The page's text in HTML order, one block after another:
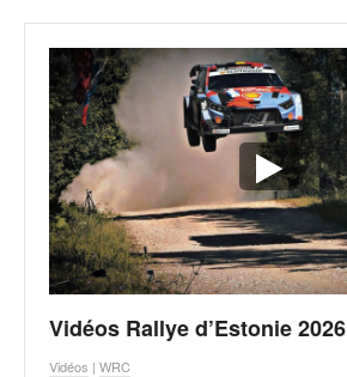
Vidéos Rallye d’Estonie 2026
Vidéos | WRC